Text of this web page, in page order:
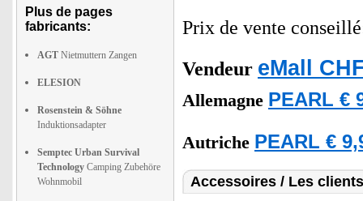
Plus de pages
fabricants:
AGT Nietmuttern Zangen
ELESION
Rosenstein & Söhne
Induktionsadapter
Semptec Urban Survival
Technology Camping Zubehöre
Wohnmobil
Prix de vente
Vendeur eMall
Allemagne PEARL €
Autriche PEARL €
Accessoires / Les